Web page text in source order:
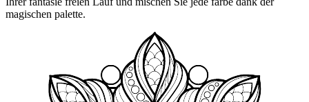
magischen palette.